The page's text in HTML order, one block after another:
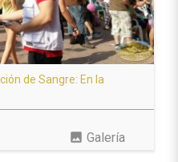
de Sangre: En la
photo Galería